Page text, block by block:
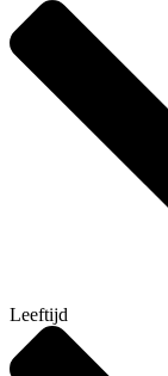
Leeftijd